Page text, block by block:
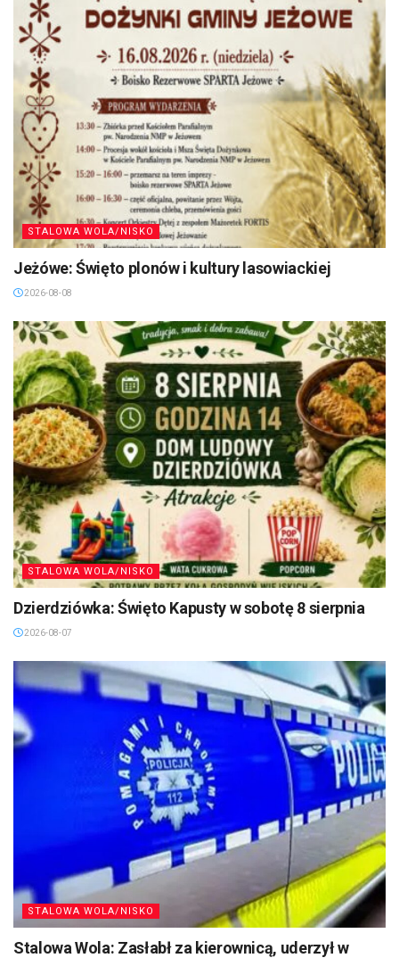
STALOWA WOLA/NISKO
Jeżówe: Święto plonów i kultury lasowiackiej
2026-08-08
STALOWA WOLA/NISKO
Dzierdziówka: Święto Kapusty w sobotę 8 sierpnia
2026-08-07
STALOWA WOLA/NISKO
Stalowa Wola: Zasłabł za kierownicą, uderzył w